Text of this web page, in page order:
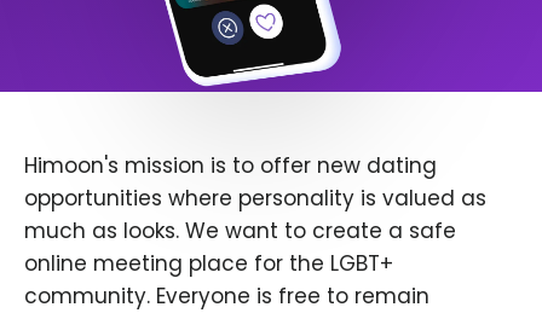
Himoon's mission is to offer new dating
opportunities where personality is valued as
much as looks. We want to create a safe
online meeting place for the LGBT+
community. Everyone is free to remain